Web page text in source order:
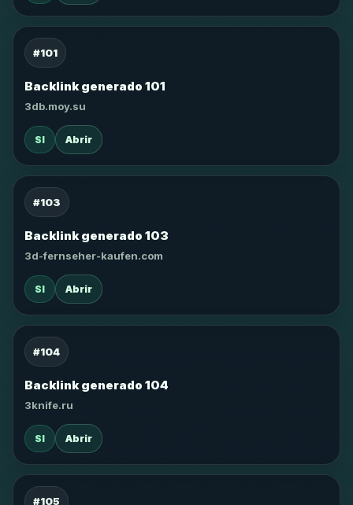
#101
Backlink generado 101
3db.moy.su
SI Abrir
#103
Backlink generado 103
3d-fernseher-kaufen.com
SI Abrir
#104
Backlink generado 104
3knife.ru
SI Abrir
#105